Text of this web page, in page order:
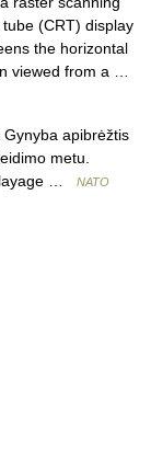
(CRT) display
the horizontal
viewed from a …
apibrėžtis
metu.
…
NATO